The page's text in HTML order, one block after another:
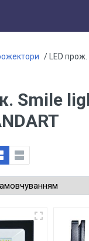
/ LED прож.
Smile